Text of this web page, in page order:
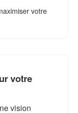
votre
votre
vision